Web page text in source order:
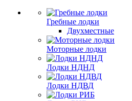
Гребные лодки
Двухместные
Моторные лодки
Лодки НДНД
Лодки НДВД